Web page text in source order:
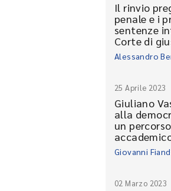
Il rinvio
penale e i
sentenze
Corte di
Alessandro
25 Aprile 2023
Giuliano
alla
un
Giovanni
02 Marzo 2023